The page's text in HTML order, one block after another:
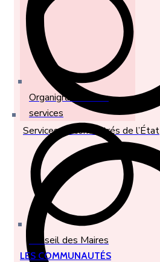
Services Déconcentrés de l’État
Organigramme des
services
Conseil des Maires
LES COMMUNAUTÉS